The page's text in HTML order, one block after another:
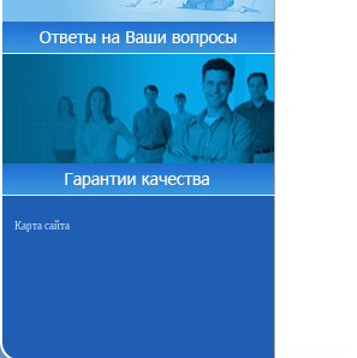
Карта сайта